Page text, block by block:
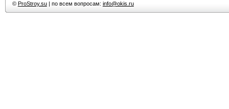
© ProStroy.su| по всем вопросам: info@okis.ru